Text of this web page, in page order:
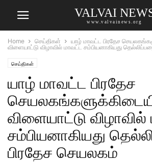
VALVAI
www.valvainews.org
Home செய்திகள்
யாழ் மாவட்ட பிரதேச
விளையாட்டு விழாவில் மாவட்ட சம்பியனாகியது
செய்திகள்
யாழ் மாவட்ட பிரதேச
விளையாட்டு
சம்பியனாகியது
பிரதேச செயலகம்